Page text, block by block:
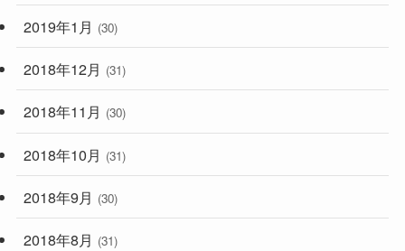
2019年1月 (30)
2018年12月 (31)
2018年11月 (30)
2018年10月 (31)
2018年9月 (30)
2018年8月 (31)